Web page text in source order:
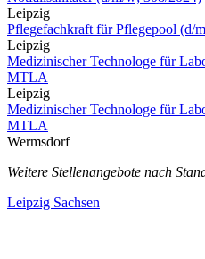
Leipzig
Pflegefachkraft für Pflegepool (d/
Leipzig
Medizinischer Technologe für
MTLA
Leipzig
Medizinischer Technologe für
MTLA
Wermsdorf
Weitere Stellenangebote nach
Leipzig Sachsen